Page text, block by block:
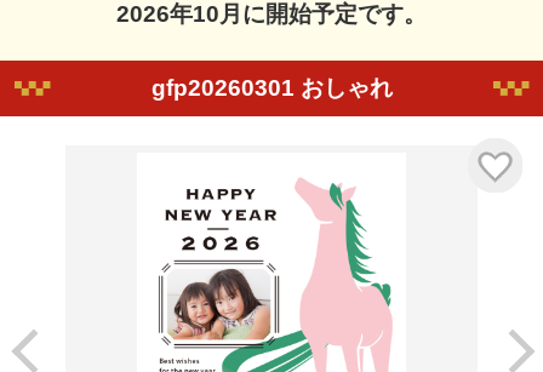
2026年10月に開始予定です。
gfp20260301 おしゃれ